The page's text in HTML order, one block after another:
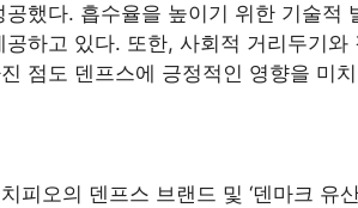
했다. 흡수율을 높이기 위한 기술적
하고 있다. 또한, 사회적 거리두기
점도 덴프스에 긍정적인 영향을 미
피오의 덴프스 브랜드 및 ‘덴마크 유